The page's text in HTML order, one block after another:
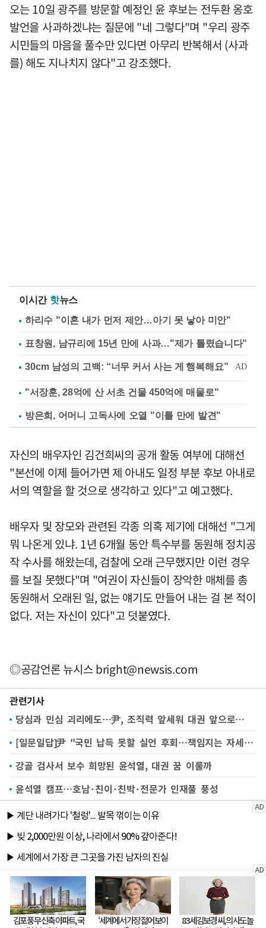
오는 10일 광주를 방문할 예정인 윤 후보는 전두환 옹호
발언을 사과하겠냐는 질문에 "네 그렇다"며 "우리 광주
시민들의 마음을 풀수만 있다면 아무리 반복해서 (사과
를) 해도 지나치지 않다"고 강조했다.
이시간 핫뉴스
하리수 "이혼 내가 먼저 제안…아기 못 낳아 미안"
표창원, 남규리에 15년 만에 사과…"제가 틀렸습니다"
"서장훈, 28억에 산 서초 건물 450억에 매물로"
방은희, 어머니 고독사에 오열 "이틀 만에 발견"
자신의 배우자인 김건희씨의 공개 활동 여부에 대해선
"본선에 이제 들어가면 제 아내도 일정 부분 후보 아내로
서의 역할을 할 것으로 생각하고 있다"고 예고했다.
배우자 및 장모와 관련된 각종 의혹 제기에 대해선 "그게
뭐 나온게 있냐. 1년 6개월 동안 특수부를 동원해 정치공
작 수사를 해왔는데, 검찰에 오래 근무했지만 이런 경우
를 보질 못했다"며 "여권이 자신들이 장악한 매체를 총
동원해서 오래된 일, 없는 얘기도 만들어 내는 걸 본 적이
없다. 저는 자신이 있다"고 덧붙였다.
◎공감언론 뉴시스bright@newsis.com
관련기사
당심과 민심 괴리에도…尹, 조직력 앞세워 대권 앞으로…
[일문일답]尹 "국민 납득 못할 실언 후회…책임지는 자세 갖겠다"
강골 검사서 보수 희망된 윤석열, 대권 꿈 이룰까
윤석열 캠프…호남·친이·친박·전문가 인재풀 풍성